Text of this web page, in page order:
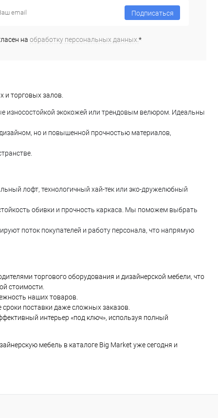
Подписаться
на обработку персональных данных. *
и торговых залов.
износостойкой экокожей или трендовым велюром. Идеальны
но и повышенной прочностью материалов,
лофт, технологичный хай-тек или эко-дружелюбный
обивки и прочность каркаса. Мы поможем выбрать
поток покупателей и работу персонала, что напрямую
торгового оборудования и дизайнерской мебели, что
стоимости.
наших товаров.
поставки даже сложных заказов.
интерьер «под ключ», используя полный
мебель в каталоге Big Market уже сегодня и